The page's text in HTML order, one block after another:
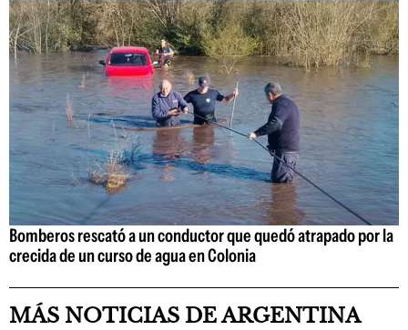
Bomberos rescató a un conductor que quedó atrapado por la
crecida de un curso de agua en Colonia
MÁS NOTICIAS DE ARGENTINA